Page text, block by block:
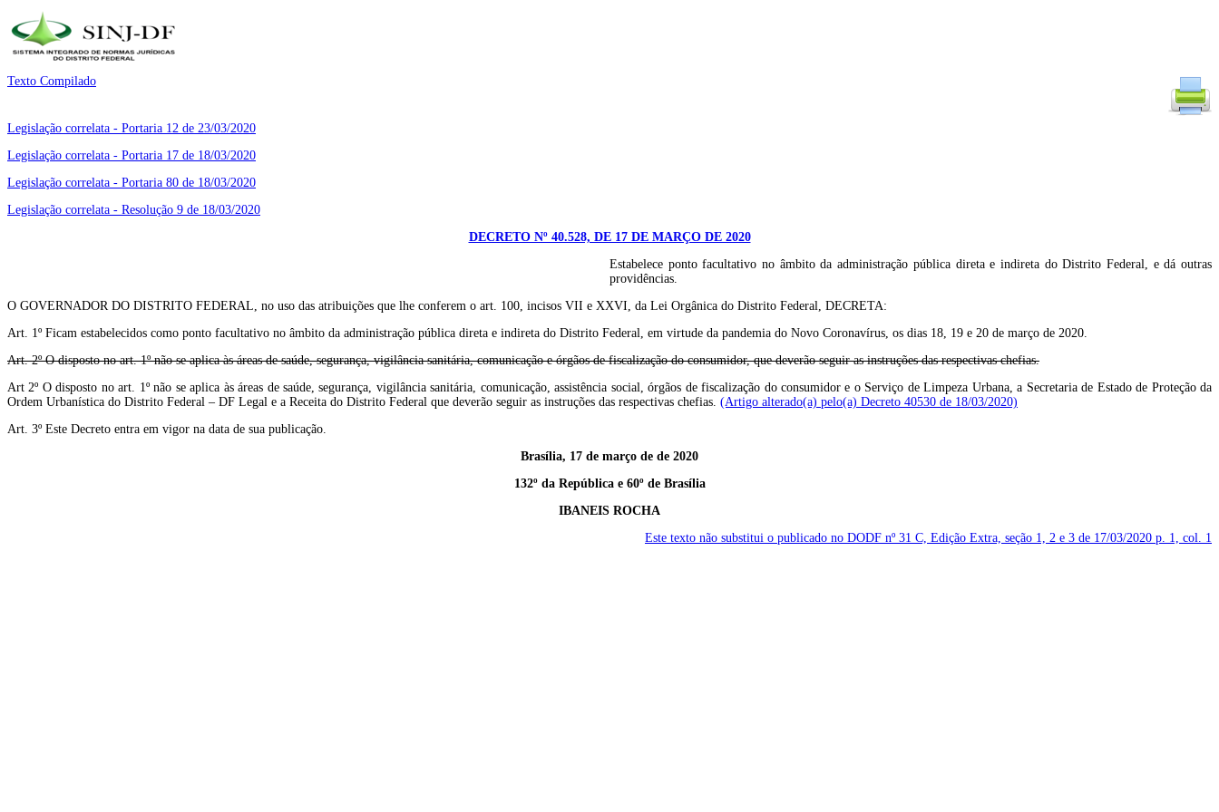
Texto Compilado
Legislação correlata - Portaria 12 de 23/03/2020
Legislação correlata - Portaria 17 de 18/03/2020
Legislação correlata - Portaria 80 de 18/03/2020
Legislação correlata - Resolução 9 de 18/03/2020
DECRETO Nº 40.528, DE 17 DE MARÇO DE 2020
Estabelece ponto facultativo no âmbito da administração pública direta e indireta do Distrito Federal, e dá outras
providências.
O GOVERNADOR DO DISTRITO FEDERAL, no uso das atribuições que lhe conferem o art. 100, incisos VII e XXVI, da Lei Orgânica do Distrito Federal, DECRETA:
Art. 1º Ficam estabelecidos como ponto facultativo no âmbito da administração pública direta e indireta do Distrito Federal, em virtude da pandemia do Novo Coronavírus, os dias 18, 19 e 20 de março de 2020.
Art. 2º O disposto no art. 1º não se aplica às áreas de saúde, segurança, vigilância sanitária, comunicação e órgãos de fiscalização do consumidor, que deverão seguir as instruções das respectivas chefias.
Art 2º O disposto no art. 1º não se aplica às áreas de saúde, segurança, vigilância sanitária, comunicação, assistência social, órgãos de fiscalização do consumidor e o Serviço de Limpeza Urbana, a Secretaria de Estado de Proteção da
Ordem Urbanística do Distrito Federal – DF Legal e a Receita do Distrito Federal que deverão seguir as instruções das respectivas chefias. (Artigo alterado(a) pelo(a) Decreto 40530 de 18/03/2020)
Art. 3º Este Decreto entra em vigor na data de sua publicação.
Brasília, 17 de março de de 2020
132º da República e 60º de Brasília
IBANEIS ROCHA
Este texto não substitui o publicado no DODF nº 31 C, Edição Extra, seção 1, 2 e 3 de 17/03/2020 p. 1, col. 1